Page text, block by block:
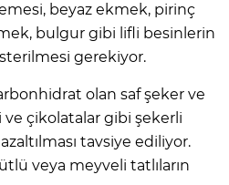
beyaz ekmek, pirinç
bulgur gibi lifli besinlerin
gerekiyor.
olan saf şeker ve
ve çikolatalar gibi şekerli
tavsiye ediliyor.
veya meyveli tatlıların